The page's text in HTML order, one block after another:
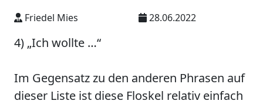
Friedel Mies 28.06.2022
4) „Ich wollte …“
Im Gegensatz zu den anderen Phrasen auf
dieser Liste ist diese Floskel relativ einfach